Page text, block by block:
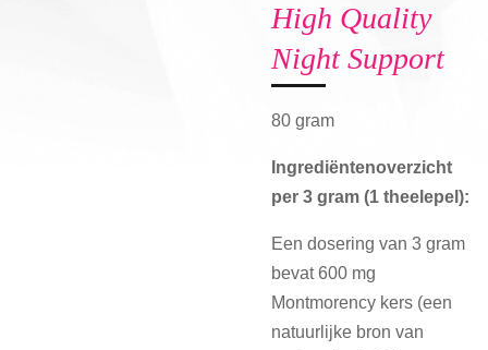
High Quality
Night Support
80 gram
Ingrediëntenoverzicht
per 3 gram (1 theelepel):
Een dosering van 3 gram
bevat 600 mg
Montmorency kers (een
natuurlijke bron van